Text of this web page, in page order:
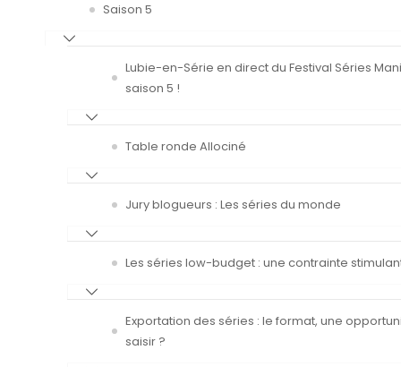
Saison 5
Lubie-en-Série en direct du Festival Séries
saison 5 !
Table ronde Allociné
Jury blogueurs : Les séries du monde
Les séries low-budget : une contrainte
Exportation des séries : le format, une
saisir ?